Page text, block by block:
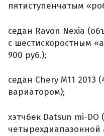
пятиступенчатым
седан Ravon Nexia
с шестискоростным
900 руб.);
седан Chery M11 2013
вариатором);
хэтчбек Datsun mi-DO
четырехдиапазонной